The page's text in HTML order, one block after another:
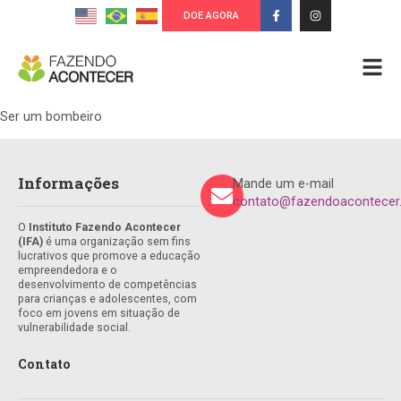
DOE AGORA
Ser um bombeiro
Informações
O Instituto Fazendo Acontecer
(IFA) é uma organização sem fins
lucrativos que promove a educação
empreendedora e o
desenvolvimento de competências
para crianças e adolescentes, com
foco em jovens em situação de
vulnerabilidade social.
Contato
Mande um e-mail